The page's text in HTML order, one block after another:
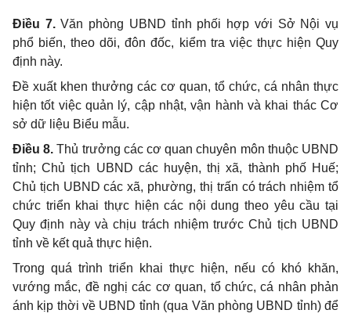
Điều 7.Văn phòng UBND tỉnh phối hợp với Sở Nội vụ
phổ biến, theo dõi, đôn đốc, kiểm tra việc thực hiện Quy
định này.
Đề xuất khen thưởng các cơ quan, tổ chức, cá nhân thực
hiện tốt việc quản lý, cập nhật, vận hành và khai thác Cơ
sở dữ liệu Biểu mẫu.
Điều 8. Thủ trưởng các cơ quan chuyên môn thuộc UBND
tỉnh; Chủ tịch UBND các huyện, thị xã, thành phố Huế;
Chủ tịch UBND các xã, phường, thị trấn có trách nhiệm tổ
chức triển khai thực hiện các nội dung theo yêu cầu tại
Quy định này và chịu trách nhiệm trước Chủ tịch UBND
tỉnh về kết quả thực hiện.
Trong quá trình triển khai thực hiện, nếu có khó khăn,
vướng mắc, đề nghị các cơ quan, tổ chức, cá nhân phản
ánh kịp thời về UBND tỉnh (qua Văn phòng UBND tỉnh) để